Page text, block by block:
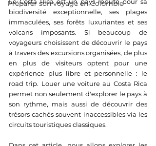
Préparer son voyage en Colombie
biodiversité exceptionnelle, ses plages
immaculées, ses forêts luxuriantes et ses
volcans imposants. Si beaucoup de
voyageurs choisissent de découvrir le pays
à travers des excursions organisées, de plus
en plus de visiteurs optent pour une
expérience plus libre et personnelle : le
road trip. Louer une voiture au Costa Rica
permet non seulement d'explorer le pays à
son rythme, mais aussi de découvrir des
trésors cachés souvent inaccessibles via les
circuits touristiques classiques.